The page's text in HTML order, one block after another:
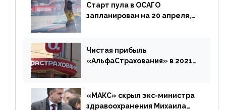
Старт пула в ОСАГО
запланирован на 20 апреля,
дублировать [дополнено]
Чистая прибыль
«АльфаСтрахования» в 2021
«МАКС» скрыл экс-министра
здравоохранения Михаила